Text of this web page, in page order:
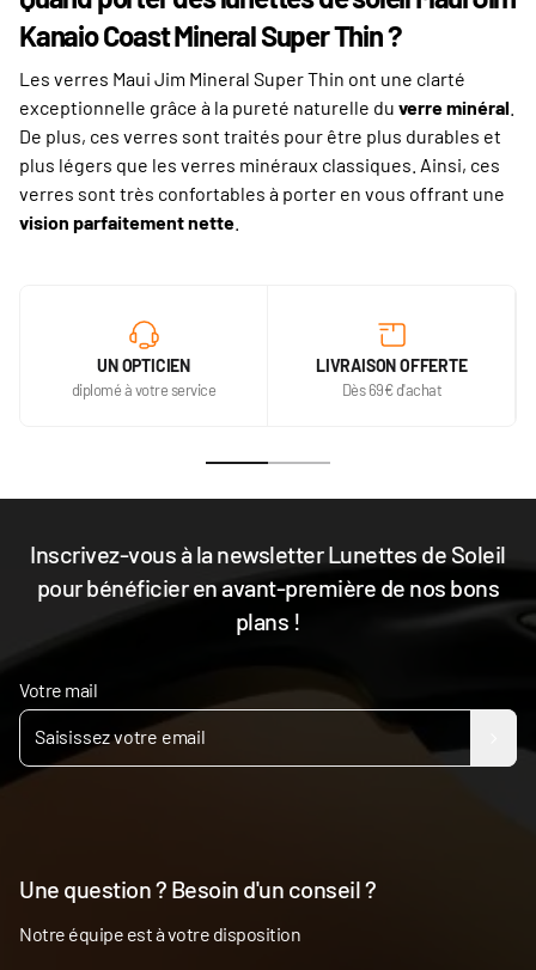
Kanaio Coast Mineral Super Thin ?
Les verres Maui Jim Mineral Super Thin ont une clarté
exceptionnelle grâce à la pureté naturelle du verre minéral
De plus, ces verres sont traités pour être plus durables et
plus légers que les verres minéraux classiques. Ainsi, ces
verres sont très confortables à porter en vous offrant une
vision parfaitement nette
UN OPTICIEN
diplomé à votre service
LIVRAISON OFFERTE
Dès 69€ d'achat
Inscrivez-vous à la newsletter Lunettes de Soleil
pour bénéficier en avant-première de nos bons
plans !
Votre mail
Une question ? Besoin d'un conseil ?
Notre équipe est à votre disposition